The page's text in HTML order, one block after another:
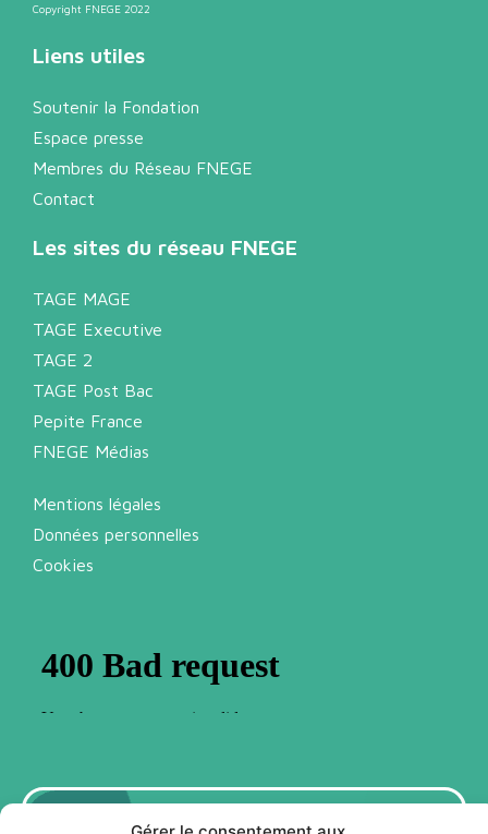
Copyright FNEGE 2022
Liens utiles
Soutenir la Fondation
Espace presse
Membres du Réseau FNEGE
Contact
Les sites du réseau FNEGE
TAGE MAGE
TAGE Executive
TAGE 2
TAGE Post Bac
Pepite France
FNEGE Médias
Mentions légales
Données personnelles
Cookies
Abonnez-vous à notre newsletter